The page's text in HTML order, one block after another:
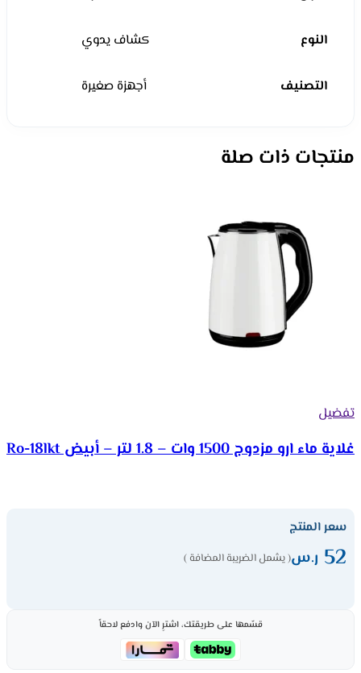
النوع كشاف يدوي
التصنيف أجهزة صغيرة
منتجات ذات صلة
تفضيل
غلاية ماء ارو مزدوج 1500 وات – 1.8 لتر – أبيض Ro-18lkt
سعر المنتج
52 ر.س( يشمل الضريبة المضافة )
قسّمها على طريقتك، اشترِ الآن وادفع لاحقاً